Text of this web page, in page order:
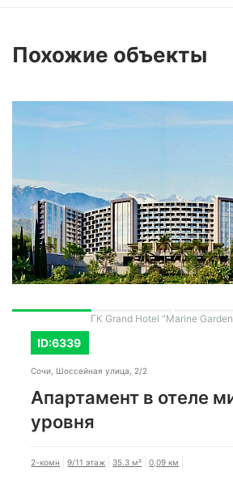
в своё благополучие и
засыпая каждый вечер с
бескрайнюю голубизну моря,
наполняетесь энергией и
упустите возможность
ярче и насыщеннее -
видом на море и позвольте
удовольствие!
Похожие объекты
ID:6339
ГК Grand Hotel "Marine
Сочи, Шоссейная улица, 2/2
Апартамент в отеле
уровня
2-комн 9/11 этаж 35.3 м² 0,09 км